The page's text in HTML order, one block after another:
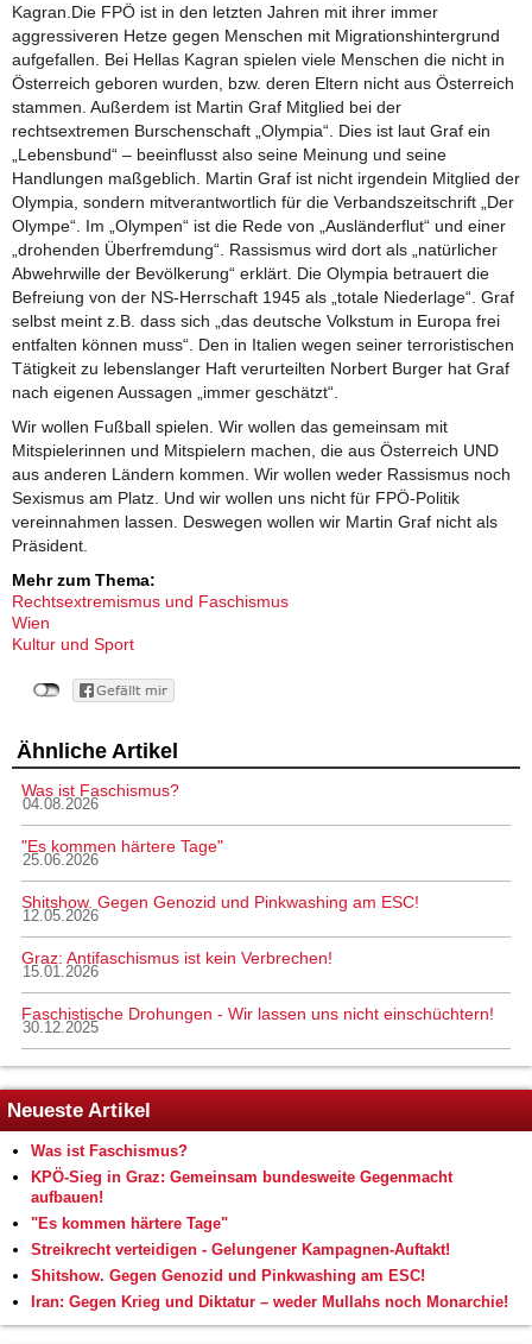
Kagran.Die FPÖ ist in den letzten Jahren mit ihrer immer
aggressiveren Hetze gegen Menschen mit Migrationshintergrund
aufgefallen. Bei Hellas Kagran spielen viele Menschen die nicht in
Österreich geboren wurden, bzw. deren Eltern nicht aus Österreich
stammen. Außerdem ist Martin Graf Mitglied bei der
rechtsextremen Burschenschaft „Olympia“. Dies ist laut Graf ein
„Lebensbund“ – beeinflusst also seine Meinung und seine
Handlungen maßgeblich. Martin Graf ist nicht irgendein Mitglied der
Olympia, sondern mitverantwortlich für die Verbandszeitschrift „Der
Olympe“. Im „Olympen“ ist die Rede von „Ausländerflut“ und einer
„drohenden Überfremdung“. Rassismus wird dort als „natürlicher
Abwehrwille der Bevölkerung“ erklärt. Die Olympia betrauert die
Befreiung von der NS-Herrschaft 1945 als „totale Niederlage“. Graf
selbst meint z.B. dass sich „das deutsche Volkstum in Europa frei
entfalten können muss“. Den in Italien wegen seiner terroristischen
Tätigkeit zu lebenslanger Haft verurteilten Norbert Burger hat Graf
nach eigenen Aussagen „immer geschätzt“.
Wir wollen Fußball spielen. Wir wollen das gemeinsam mit
Mitspielerinnen und Mitspielern machen, die aus Österreich UND
aus anderen Ländern kommen. Wir wollen weder Rassismus noch
Sexismus am Platz. Und wir wollen uns nicht für FPÖ-Politik
vereinnahmen lassen. Deswegen wollen wir Martin Graf nicht als
Präsident.
Mehr zum Thema:
Rechtsextremismus und Faschismus
Wien
Kultur und Sport
Ähnliche Artikel
Was ist Faschismus?
04.08.2026
"Es kommen härtere Tage"
25.06.2026
Shitshow. Gegen Genozid und Pinkwashing am ESC!
12.05.2026
Graz: Antifaschismus ist kein Verbrechen!
15.01.2026
Faschistische Drohungen - Wir lassen uns nicht einschüchtern!
30.12.2025
Neueste Artikel
Was ist Faschismus?
KPÖ-Sieg in Graz: Gemeinsam bundesweite Gegenmacht
aufbauen!
"Es kommen härtere Tage"
Streikrecht verteidigen - Gelungener Kampagnen-Auftakt!
Shitshow. Gegen Genozid und Pinkwashing am ESC!
Iran: Gegen Krieg und Diktatur – weder Mullahs noch Monarchie!